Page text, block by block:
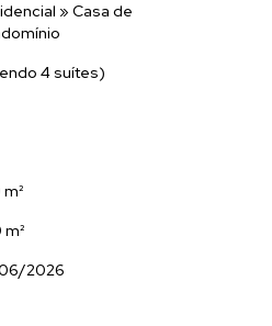
» Casa de
4 suítes)
m²
2026